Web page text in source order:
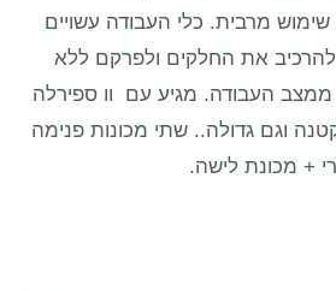
מרבית. כלי העבודה עשויים
את החלקים ולפרקם ללא
העבודה. מגיע עם וו ספירלה
וגם גדולה.. שתי מכונות פנימה
+ מכונת לישה.